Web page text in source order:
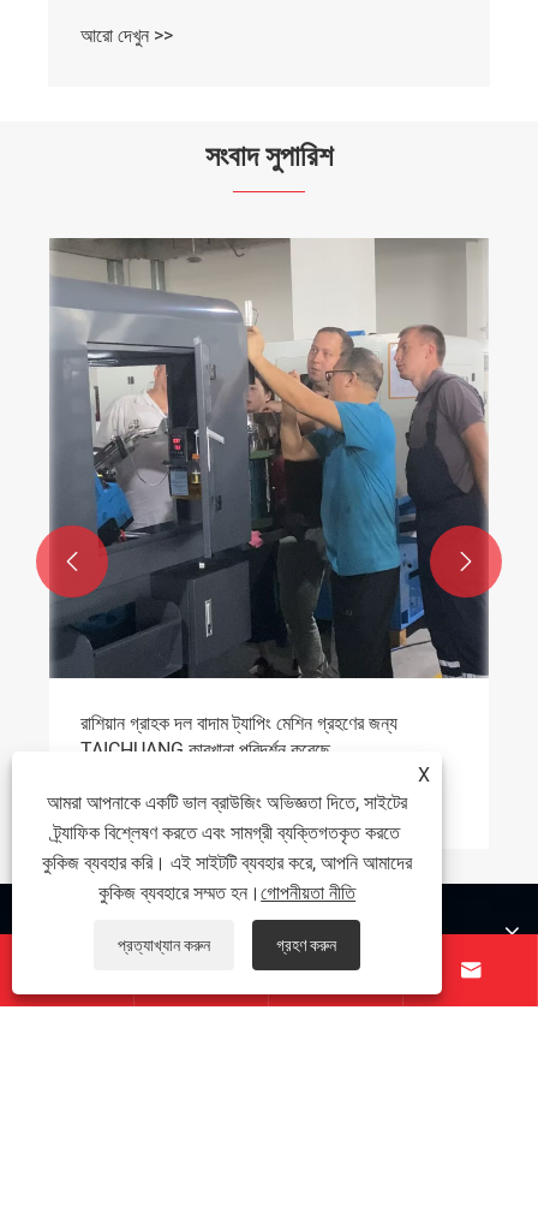
আরো দেখুন >>
সংবাদ সুপারিশ
কিভাবে একটি রোটারি টেবিল ড্রিলিং এবং ট্যাপিং মেশিন নির্ভুলতা
এবং দক্ষতা উন্নত করে?
আরো দেখুন >>
 
পণ্য
 
X
আমরা আপনাকে একটি ভাল ব্রাউজিং অভিজ্ঞতা দিতে, সাইটের
ট্র্যাফিক বিশ্লেষণ করতে এবং সামগ্রী ব্যক্তিগতকৃত করতে
কুকিজ ব্যবহার করি। এই সাইটটি ব্যবহার করে, আপনি আমাদের
কুকিজ ব্যবহারে সম্মত হন।গোপনীয়তা নীতি
প্রত্যাখ্যান করুন গ্রহণ করুন